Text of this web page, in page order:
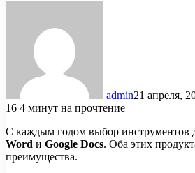
admin21 апреля,
16 4 минут на прочтение
С каждым годом выбор инструментов
Word и Google Docs. Оба этих
преимущества.